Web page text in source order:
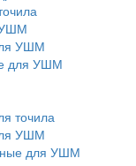
УШМ
УШМ
для УШМ
точила
УШМ
для УШМ